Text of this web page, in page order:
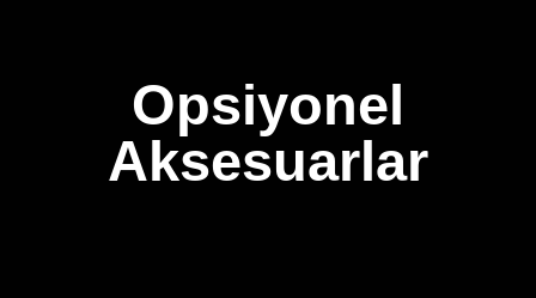
Opsiyonel
Aksesuarlar